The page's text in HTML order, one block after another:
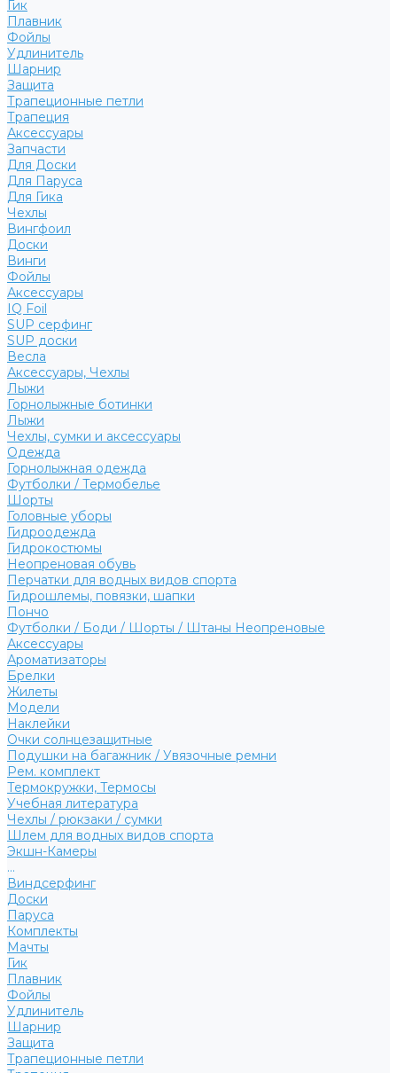
Гик
Плавник
Фойлы
Удлинитель
Шарнир
Защита
Трапеционные петли
Трапеция
Аксессуары
Запчасти
Для Доски
Для Паруса
Для Гика
Чехлы
Вингфоил
Доски
Винги
Фойлы
Аксессуары
IQ Foil
SUP серфинг
SUP доски
Весла
Аксессуары, Чехлы
Лыжи
Горнолыжные ботинки
Лыжи
Чехлы, сумки и аксессуары
Одежда
Горнолыжная одежда
Футболки / Термобелье
Шорты
Головные уборы
Гидроодежда
Гидрокостюмы
Неопреновая обувь
Перчатки для водных видов спорта
Гидрошлемы, повязки, шапки
Пончо
Футболки / Боди / Шорты / Штаны Неопреновые
Аксессуары
Ароматизаторы
Брелки
Жилеты
Модели
Наклейки
Очки солнцезащитные
Подушки на багажник / Увязочные ремни
Рем. комплект
Термокружки, Термосы
Учебная литература
Чехлы / рюкзаки / сумки
Шлем для водных видов спорта
Экшн-Камеры
...
Виндсерфинг
Доски
Паруса
Комплекты
Мачты
Гик
Плавник
Фойлы
Удлинитель
Шарнир
Защита
Трапеционные петли